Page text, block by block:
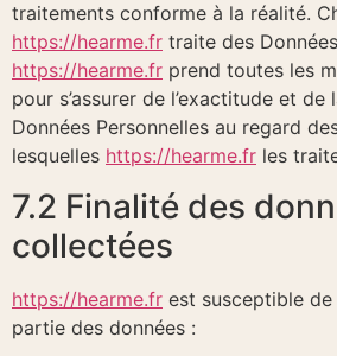
traitements conforme à la réalité.
https://hearme.fr traite des
https://hearme.fr prend toutes les
pour s’assurer de l’exactitude et
Données Personnelles au regard
lesquelles https://hearme.fr les
7.2 Finalité des
collectées
https://hearme.fr est susceptible
partie des données :